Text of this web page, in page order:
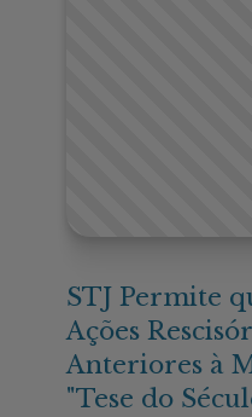
STJ Permite
Ações
Anteriores à
"Tese do